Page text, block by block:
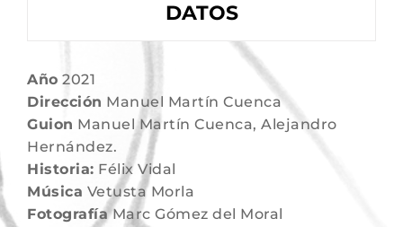
DATOS
Año 2021
Dirección Manuel Martín Cuenca
Guion Manuel Martín Cuenca, Alejandro
Hernández.
Historia: Félix Vidal
Música Vetusta Morla
FotografíaMarc Gómez del Moral